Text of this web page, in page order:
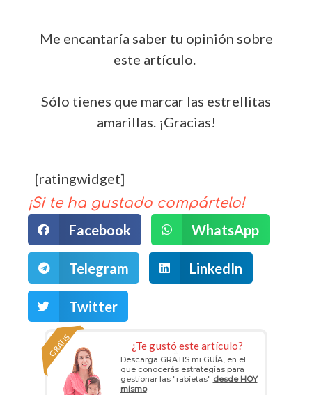
Me encantaría saber tu opinión sobre
este artículo.
Sólo tienes que marcar las estrellitas
amarillas. ¡Gracias!
[ratingwidget]
¡Si te ha gustado compártelo!
Facebook WhatsApp
Telegram LinkedIn
Twitter
¿Te gustó este artículo?
GRATIS
Descarga GRATIS mi GUÍA, en el
que conocerás estrategias para
gestionar las "rabietas" desde HOY
mismo.